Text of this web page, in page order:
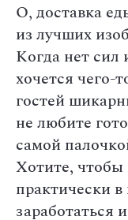
О, доставка
из лучших
Когда нет сил
хочется чего-
гостей
не любите
самой
Хотите, чтобы
практически
заработаться